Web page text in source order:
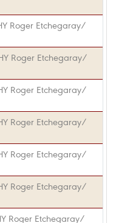
Roger Etchegaray/
Roger Etchegaray/
Roger Etchegaray/
Roger Etchegaray/
Roger Etchegaray/
Roger Etchegaray/
Roger Etchegaray/